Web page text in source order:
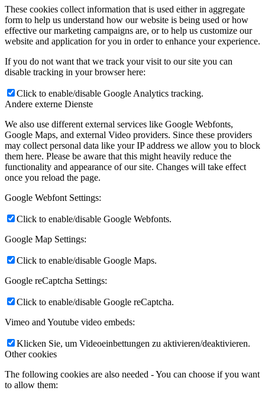
These cookies collect information that is used either in aggregate
form to help us understand how our website is being used or how
effective our marketing campaigns are, or to help us customize our
website and application for you in order to enhance your experience.
If you do not want that we track your visit to our site you can
disable tracking in your browser here:
Click to enable/disable Google Analytics tracking.
Andere externe Dienste
We also use different external services like Google Webfonts,
Google Maps, and external Video providers. Since these providers
may collect personal data like your IP address we allow you to block
them here. Please be aware that this might heavily reduce the
functionality and appearance of our site. Changes will take effect
once you reload the page.
Google Webfont Settings:
Click to enable/disable Google Webfonts.
Google Map Settings:
Click to enable/disable Google Maps.
Google reCaptcha Settings:
Click to enable/disable Google reCaptcha.
Vimeo and Youtube video embeds:
Klicken Sie, um Videoeinbettungen zu aktivieren/deaktivieren.
Other cookies
The following cookies are also needed - You can choose if you want
to allow them: